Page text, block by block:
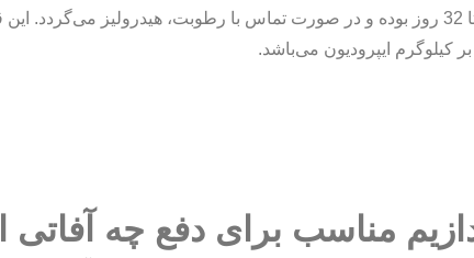
دوره کارنس یا همان زمان ماندگاری ایپرودیون+کاربندازیم، بین 8 تا 32 روز بوده و در صورت تماس
مناسب برای دفع چه